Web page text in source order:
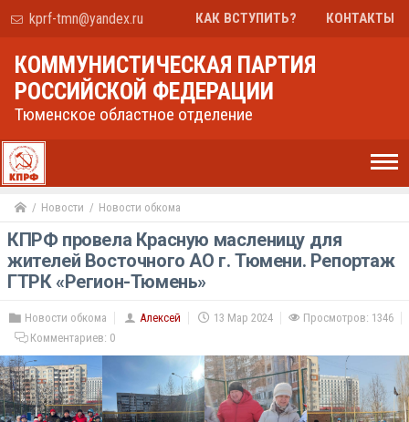
kprf-tmn@yandex.ru КАК ВСТУПИТЬ? КОНТАКТЫ
КОММУНИСТИЧЕСКАЯ ПАРТИЯ
РОССИЙСКОЙ ФЕДЕРАЦИИ
Тюменское областное отделение
Новости Новости обкома
КПРФ провела Красную масленицу для
жителей Восточного АО г. Тюмени. Репортаж
ГТРК «Регион-Тюмень»
Новости обкома Алексей 13 Мар 2024
Просмотров: 1346
Комментариев: 0